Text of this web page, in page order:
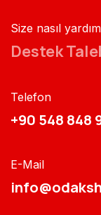
Size nasıl
Destek
Telefon
+90 548 848
E-Mail